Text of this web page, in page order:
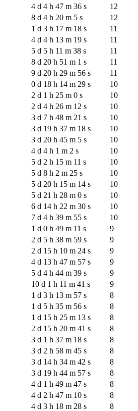
4 d 4 h 47 m 36 s
12
8 d 4 h 20 m 5 s
12
1 d 3 h 17 m 18 s
11
4 d 4 h 13 m 19 s
11
5 d 5 h 11 m 38 s
11
8 d 20 h 51 m 1 s
11
9 d 20 h 29 m 56 s
11
0 d 18 h 14 m 29 s
10
2 d 1 h 25 m 0 s
10
2 d 4 h 26 m 12 s
10
3 d 7 h 48 m 21 s
10
3 d 19 h 37 m 18 s
10
3 d 20 h 45 m 5 s
10
4 d 4 h 1 m 2 s
10
5 d 2 h 15 m 11 s
10
5 d 8 h 2 m 25 s
10
5 d 20 h 15 m 14 s
10
5 d 21 h 28 m 0 s
10
6 d 14 h 22 m 30 s
10
7 d 4 h 39 m 55 s
10
1 d 0 h 49 m 11 s
9
2 d 5 h 38 m 59 s
9
2 d 15 h 10 m 24 s
9
4 d 13 h 47 m 57 s
9
5 d 4 h 44 m 39 s
9
10 d 1 h 11 m 41 s
9
1 d 3 h 13 m 57 s
8
1 d 5 h 35 m 56 s
8
1 d 15 h 25 m 13 s
8
2 d 15 h 20 m 41 s
8
3 d 1 h 37 m 18 s
8
3 d 2 h 58 m 45 s
8
3 d 14 h 34 m 42 s
8
3 d 19 h 44 m 57 s
8
4 d 1 h 49 m 47 s
8
4 d 2 h 47 m 10 s
8
4 d 3 h 18 m 28 s
8